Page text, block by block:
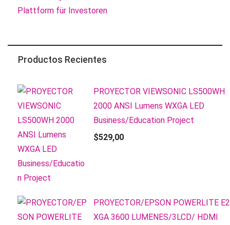
Plattform für Investoren
Productos Recientes
PROYECTOR VIEWSONIC LS500WH
2000 ANSI Lumens WXGA LED
Business/Education Project
$529,00
PROYECTOR/EPSON POWERLITE
XGA 3600 LUMENES/3LCD/ HDMI